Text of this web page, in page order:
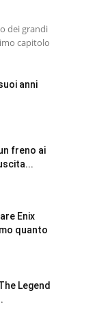
dei grandi
capitolo
anni
freno ai
Enix
quanto
Legend